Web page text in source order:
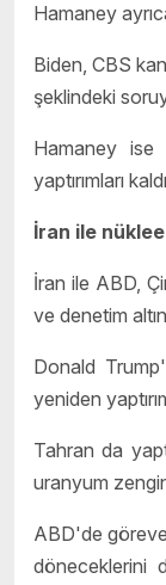
Hamaney
Biden, CBS
şeklindeki
Hamaney ise
yaptırımları
İran ile
İran ile ABD,
ve denetim
Donald
yeniden
Tahran da
uranyum
ABD'de
döneceklerini